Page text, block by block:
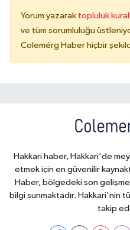
Yorum yazarak topluluk
ve tüm sorumluluğu
Colemérg Haber hiçbir
Hakkari haber, Hakkari'de
etmek için en güvenilir
Haber, bölgedeki son
bilgi sunmaktadır. Hakkari'nin
takip